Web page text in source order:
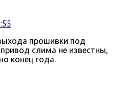
прошивки под
слима не известны,
конец года.